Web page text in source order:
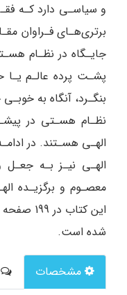
و سیاسـی دارد کـه
برتری‌هـای فـراوان
جایـگاه در نظـام
پشـت پرده عالـم
بنگـرد، آنگاه به
نظـام هسـتی در
الهـی هسـتند. در
الهـی نیـز بـه
معصـوم و برگزیـده
شده است.
مشخصات